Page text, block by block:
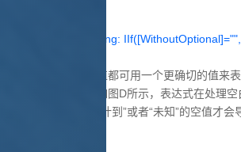
WithoutOptionalString:
这样一来，任何空值都可用一个更确切的值来
达式中进行求值。如图D所示，表达式在处理
么问题。只有“未预计到”或者“未知”的空值才会